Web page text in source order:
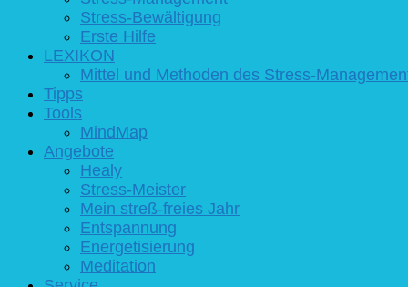
Stress-Bewältigung
Erste Hilfe
LEXIKON
Mittel und Methoden des Stress-
Tipps
Tools
MindMap
Angebote
Healy
Stress-Meister
Mein streß-freies Jahr
Entspannung
Energetisierung
Meditation